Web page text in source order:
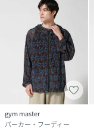
gym master
パーカー・フーディー